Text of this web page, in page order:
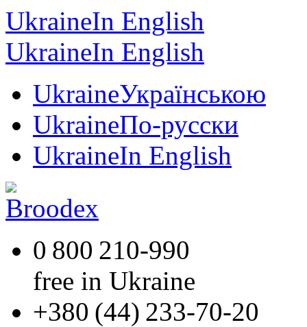
UkraineIn English
UkraineIn English
UkraineУкраїнською
UkraineПо-русски
UkraineIn English
0 800 210-990
free in Ukraine
+380 (44) 233-70-20